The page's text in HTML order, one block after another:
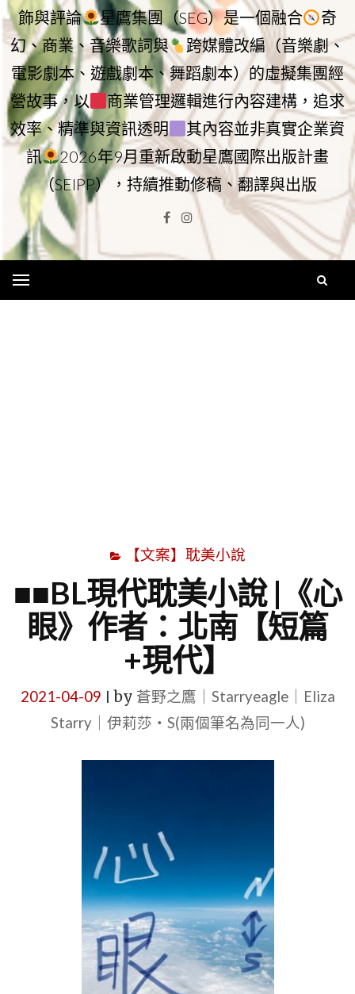
飾與評論
星鷹集團（SEG）是一個融合
奇
幻、商業、音樂歌詞與
跨媒體改編（音樂劇、
電影劇本、遊戲劇本、舞蹈劇本）的虛擬集團經
營故事，以
商業管理邏輯進行內容建構，追求
效率、精準與資訊透明
其內容並非真實企業資
訊
2026年9月重新啟動星鷹國際出版計畫
（SEIPP），持續推動修稿、翻譯與出版
Facebook
Instagram
【文案】耽美小說
■■BL現代耽美小說 |《心
眼》作者：北南【短篇
+現代】
2021-04-09 by 蒼野之鷹｜Starryeagle｜Eliza
Starry｜伊莉莎・S(兩個筆名為同一人)